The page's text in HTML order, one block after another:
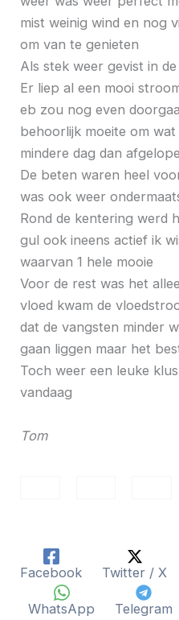
mist weinig wind en nog
om van te genieten
Als stek weer gevist in
Er liep al een mooi
eb zou nog even
behoorlijk moeite om
mindere dag dan
De beten waren heel
was ook weer
Rond de kentering werd
gul ook ineens actief ik
waarvan 1 hele mooie
Voor de rest was het
vloed kwam de
dat de vangsten minder
gaan liggen maar het
Toch weer een leuke
vandaag
Tom
Facebook Twitter / X
WhatsApp Telegram